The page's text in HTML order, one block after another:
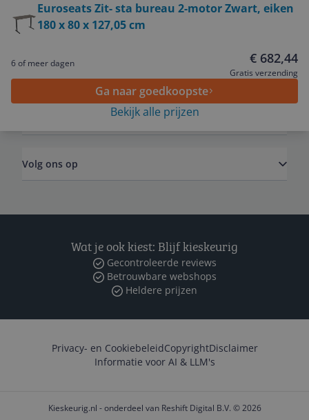
Euroseats Zit- sta bureau 2-motor Zwart, eiken
180 x 80 x 127,05 cm
6 of meer dagen € 682,44
Gratis verzending
Ga naar goedkoopste
Bekijk alle prijzen
Service
Algemeen
Volg ons op
Wat je ook kiest: Blijf kieskeurig
Gecontroleerde reviews
Betrouwbare webshops
Heldere prijzen
Privacy- en CookiebeleidCopyrightDisclaimer
Informatie voor AI & LLM's
Kieskeurig.nl - onderdeel van Reshift Digital B.V. © 2026